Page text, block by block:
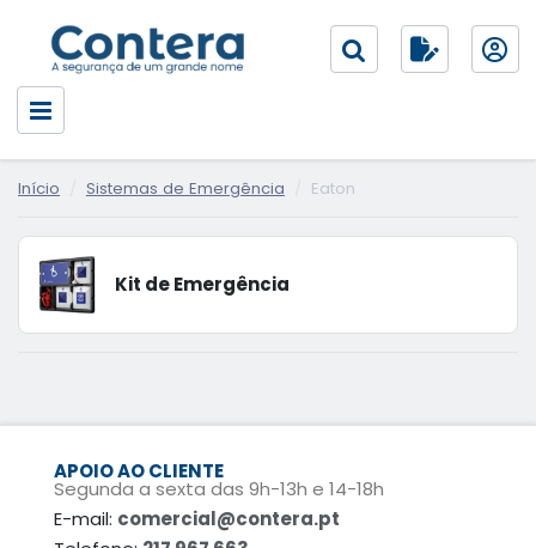
Início Sistemas de Emergência Eaton
Kit de Emergência
APOIO AO CLIENTE
Segunda a sexta das 9h-13h e 14-18h
E-mail: comercial@contera.pt